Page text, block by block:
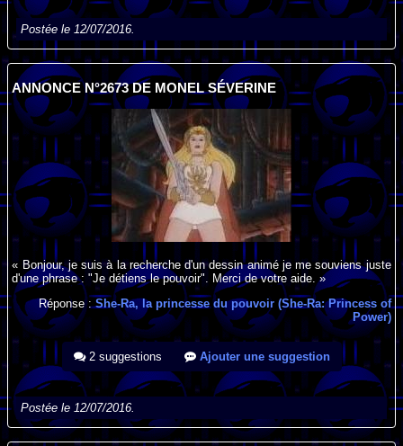
Postée le 12/07/2016.
ANNONCE N°2673 DE MONEL SÉVERINE
« Bonjour, je suis à la recherche d'un dessin animé je me souviens juste
d'une phrase : "Je détiens le pouvoir". Merci de votre aide. »
Réponse :She-Ra, la princesse du pouvoir (She-Ra: Princess of
Power)
2 suggestions Ajouter une suggestion
Postée le 12/07/2016.